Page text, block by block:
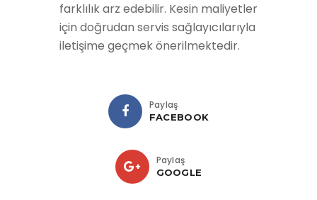
farklılık arz edebilir. Kesin maliyetler
için doğrudan servis sağlayıcılarıyla
iletişime geçmek önerilmektedir.
Paylaş
FACEBOOK
Paylaş
GOOGLE